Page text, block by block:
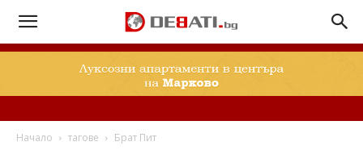
Начало тагове Брат Пит